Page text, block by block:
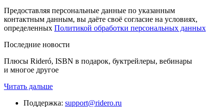
Предоставляя персональные данные по указанным
контактным данным, вы даёте своё согласие на условиях,
определенных Политикой обработки персональных данных
Последние новости
Плюсы Rideró, ISBN в подарок, буктрейлеры, вебинары
и многое другое
Читать дальше
Поддержка: support@ridero.ru